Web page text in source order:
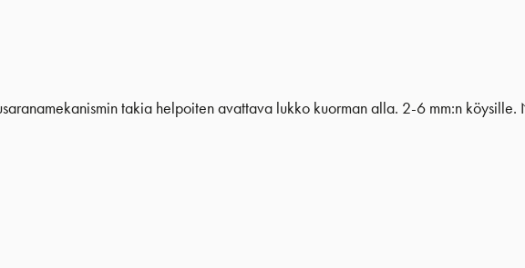
takia helpoiten avattava lukko kuorman alla. 2-6 mm:n